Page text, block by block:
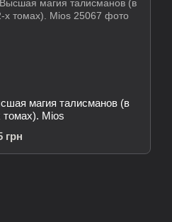
магия талисманов (в
томах). Mios
грн